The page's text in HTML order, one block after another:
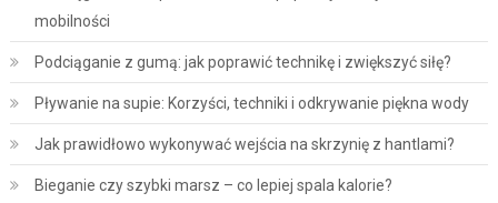
mobilności
Podciąganie z gumą: jak poprawić technikę i zwiększyć siłę?
Pływanie na supie: Korzyści, techniki i odkrywanie piękna wody
Jak prawidłowo wykonywać wejścia na skrzynię z hantlami?
Bieganie czy szybki marsz – co lepiej spala kalorie?